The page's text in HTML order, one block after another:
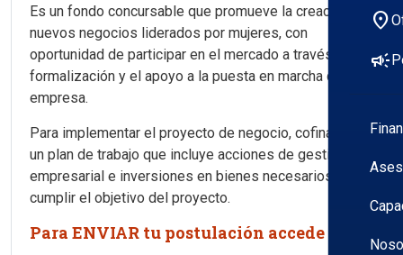
location_on
campaign
Es un fondo concursable que promueve la creación de
nuevos negocios liderados por mujeres, con
oportunidad de participar en el mercado a través de su
formalización y el apoyo a la puesta en marcha de la
empresa.
Para implementar el proyecto de negocio, cofinancia
un plan de trabajo que incluye acciones de gestión
empresarial e inversiones en bienes necesarios para
cumplir el objetivo del proyecto.
Para ENVIAR tu postulación accede